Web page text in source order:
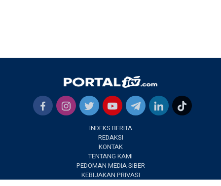
INDEKS BERITA
REDAKSI
KONTAK
TENTANG KAMI
PEDOMAN MEDIA SIBER
KEBIJAKAN PRIVASI